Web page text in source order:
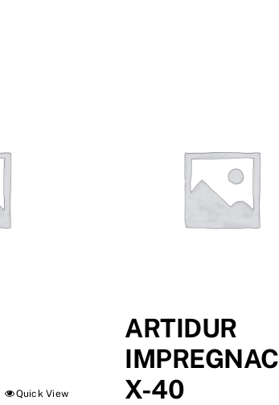
Quick View
ARTIDUR
X-40